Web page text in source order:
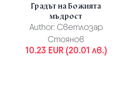
Градът на Божията
мъдрост
Author: Светлозар
Стоянов
10.23 EUR (20.01 лв.)